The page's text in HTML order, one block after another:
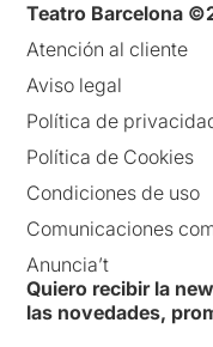
Teatro Barcelona
Atención al cliente
Aviso legal
Política de
Política de Cookies
Condiciones de uso
Comunicaciones
Anuncia’t
Quiero recibir la
las novedades,